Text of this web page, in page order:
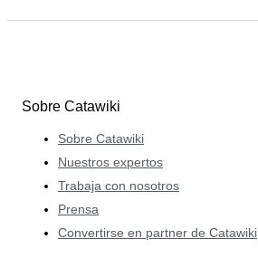
Sobre Catawiki
Sobre Catawiki
Nuestros expertos
Trabaja con nosotros
Prensa
Convertirse en partner de Catawiki